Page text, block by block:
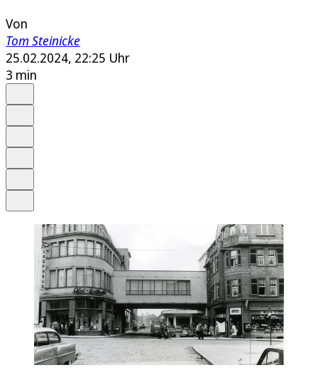
Von
Tom Steinicke
25.02.2024, 22:25 Uhr
3 min